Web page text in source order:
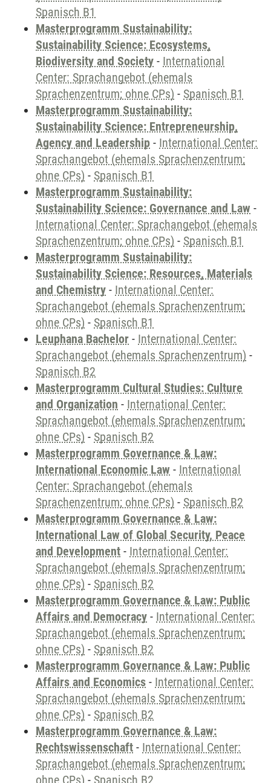
Spanisch B1
Masterprogramm Sustainability:
Sustainability Science: Ecosystems,
Biodiversity and Society - International
Center: Sprachangebot (ehemals
Sprachenzentrum; ohne CPs) - Spanisch B1
Masterprogramm Sustainability:
Sustainability Science: Entrepreneurship,
Agency and Leadership - International Center:
Sprachangebot (ehemals Sprachenzentrum;
ohne CPs) - Spanisch B1
Masterprogramm Sustainability:
Sustainability Science: Governance and Law -
International Center: Sprachangebot (ehemals
Sprachenzentrum; ohne CPs) - Spanisch B1
Masterprogramm Sustainability:
Sustainability Science: Resources, Materials
and Chemistry - International Center:
Sprachangebot (ehemals Sprachenzentrum;
ohne CPs) - Spanisch B1
Leuphana Bachelor - International Center:
Sprachangebot (ehemals Sprachenzentrum) -
Spanisch B2
Masterprogramm Cultural Studies: Culture
and Organization - International Center:
Sprachangebot (ehemals Sprachenzentrum;
ohne CPs) - Spanisch B2
Masterprogramm Governance & Law:
International Economic Law - International
Center: Sprachangebot (ehemals
Sprachenzentrum; ohne CPs) - Spanisch B2
Masterprogramm Governance & Law:
International Law of Global Security, Peace
and Development - International Center:
Sprachangebot (ehemals Sprachenzentrum;
ohne CPs) - Spanisch B2
Masterprogramm Governance & Law: Public
Affairs and Democracy - International Center:
Sprachangebot (ehemals Sprachenzentrum;
ohne CPs) - Spanisch B2
Masterprogramm Governance & Law: Public
Affairs and Economics - International Center:
Sprachangebot (ehemals Sprachenzentrum;
ohne CPs) - Spanisch B2
Masterprogramm Governance & Law:
Rechtswissenschaft - International Center:
Sprachangebot (ehemals Sprachenzentrum;
ohne CPs) - Spanisch B2